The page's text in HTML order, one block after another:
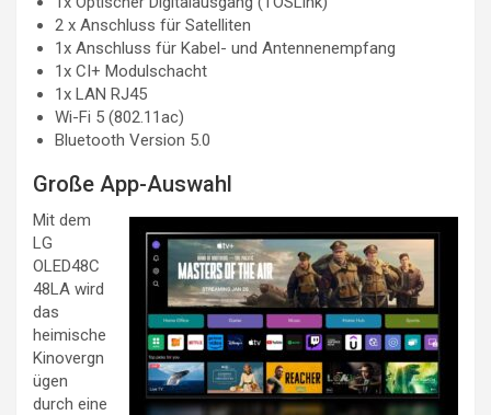
2 x Anschluss für Satelliten
1x Anschluss für Kabel- und Antennenempfang
1x CI+ Modulschacht
1x LAN RJ45
Wi-Fi 5 (802.11ac)
Bluetooth Version 5.0
Große App-Auswahl
Mit dem
LG
OLED48C
48LA wird
das
heimische
Kinovergn
ügen
durch eine